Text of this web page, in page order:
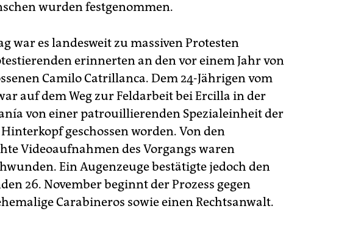
wurden festgenommen.
war es landesweit zu massiven Protesten
erinnerten an den vor einem Jahr von
Camilo Catrillanca. Dem 24-Jährigen vom
auf dem Weg zur Feldarbeit bei Ercilla in der
von einer patrouillierenden Spezialeinheit der
geschossen worden. Von den
Videoaufnahmen des Vorgangs waren
Ein Augenzeuge bestätigte jedoch den
26. November beginnt der Prozess gegen
Carabineros sowie einen Rechtsanwalt.